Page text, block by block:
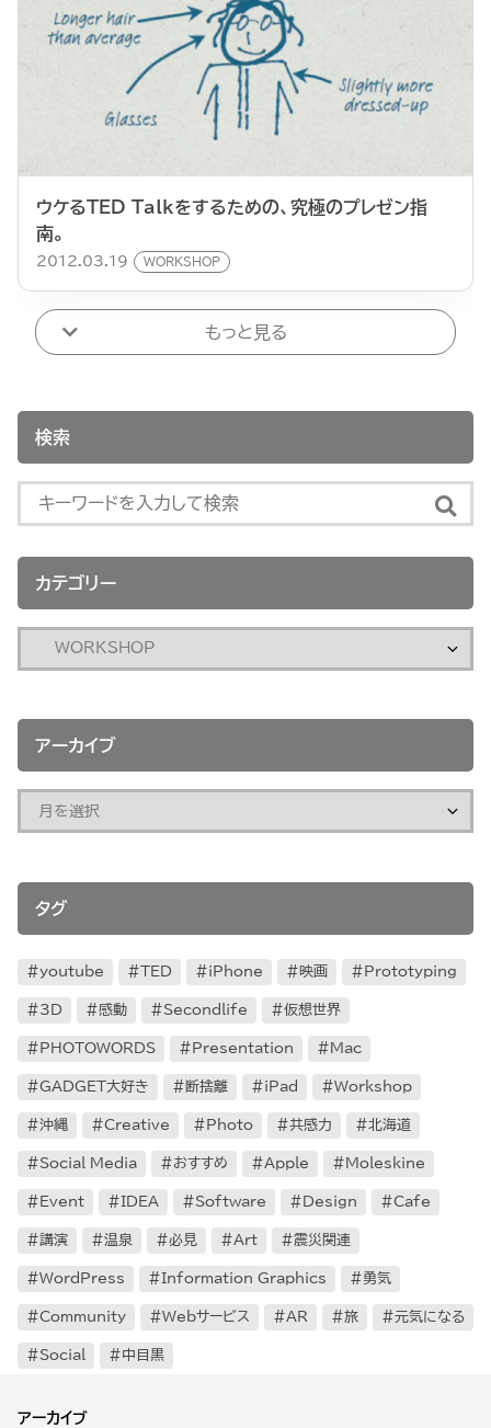
ウケるTED Talkをするための、究極のプレゼン指
南。
2012.03.19 WORKSHOP
もっと見る
検索
カテゴリー
アーカイブ
タグ
youtube TED iPhone 映画 Prototyping
3D 感動 Secondlife 仮想世界
PHOTOWORDS Presentation Mac
GADGET大好き 断捨離 iPad Workshop
沖縄 Creative Photo 共感力 北海道
Social Media おすすめ Apple Moleskine
Event IDEA Software Design Cafe
講演 温泉 必見 Art 震災関連
WordPress Information Graphics 勇気
Community Webサービス AR 旅 元気になる
Social 中目黒
アーカイブ